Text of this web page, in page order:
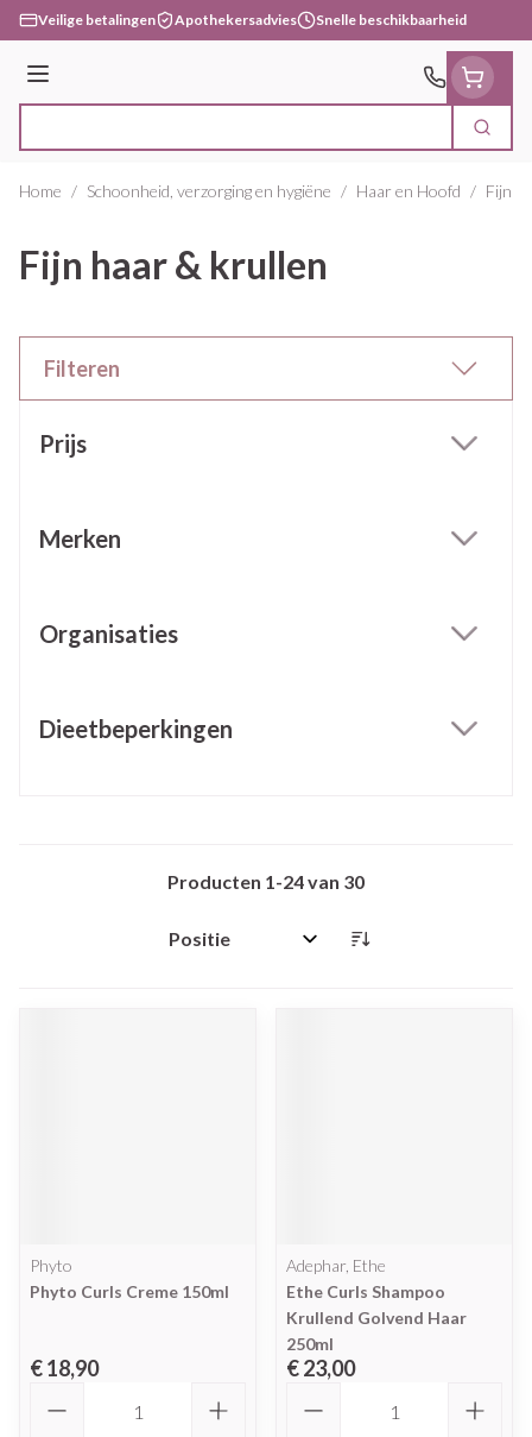
Ga naar de inhoud
Veilige betalingen Apothekersadvies Snelle beschikbaarheid
Menu
Zoek
Home / Schoonheid, verzorging en hygiëne / Haar en Hoofd / Fijn
Fijn haar & krullen
Filteren
Prijs
Merken
Organisaties
Dieetbeperkingen
Producten 1-24van 30
Sorteer op:
Phyto
Phyto Curls Creme 150ml
€ 18,90
Adephar, Ethe
Ethe Curls Shampoo
Krullend Golvend Haar
250ml
€ 23,00